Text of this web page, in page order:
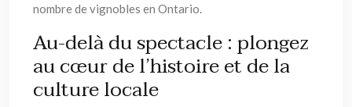
nombre de vignobles en Ontario.
Au-delà du spectacle : plongez
au cœur de l’histoire et de la
culture locale